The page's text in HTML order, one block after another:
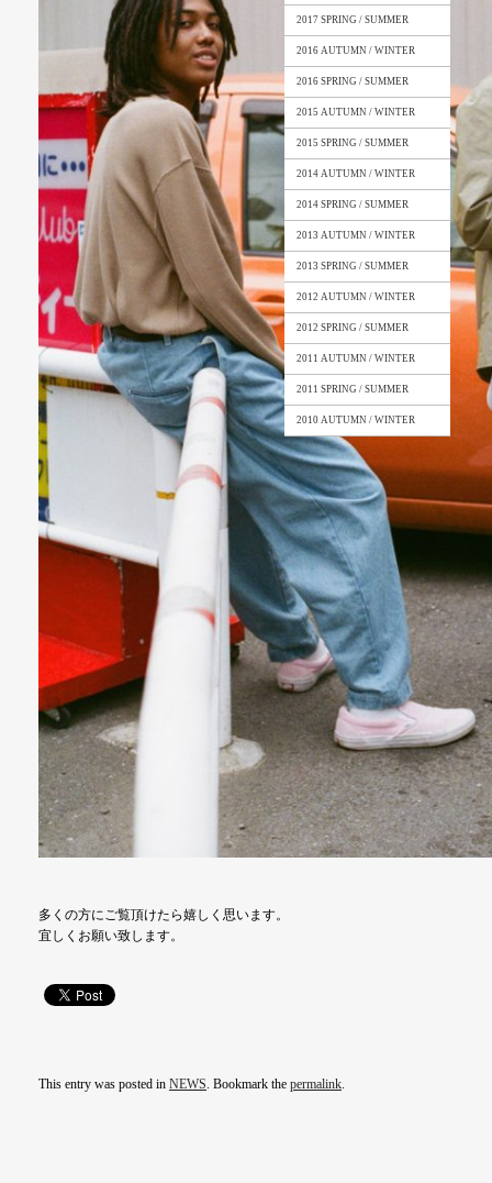
2017 SPRING / SUMMER
2016 AUTUMN / WINTER
2016 SPRING / SUMMER
2015 AUTUMN / WINTER
2015 SPRING / SUMMER
2014 AUTUMN / WINTER
2014 SPRING / SUMMER
2013 AUTUMN / WINTER
2013 SPRING / SUMMER
2012 AUTUMN / WINTER
2012 SPRING / SUMMER
2011 AUTUMN / WINTER
2011 SPRING / SUMMER
2010 AUTUMN / WINTER
多くの方にご覧頂けたら嬉しく思います。
宜しくお願い致します。
This entry was posted in NEWS . Bookmark the permalink